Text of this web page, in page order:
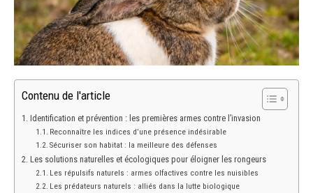
Contenu de l'article
Identification et prévention : les premières armes contre l’invasion
Reconnaître les indices d’une présence indésirable
Sécuriser son habitat : la meilleure des défenses
Les solutions naturelles et écologiques pour éloigner les rongeurs
Les répulsifs naturels : armes olfactives contre les nuisibles
Les prédateurs naturels : alliés dans la lutte biologique